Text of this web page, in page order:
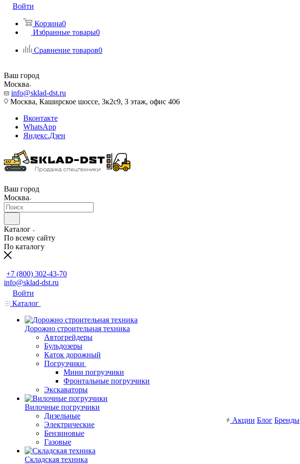
Войти
Корзина0
Избранные товары0
Сравнение товаров0
Ваш город
Москва
info@sklad-dst.ru
Москва, Каширское шоссе, 3к2с9, 3 этаж, офис 406
Вконтакте
WhatsApp
Яндекс.Дзен
Ваш город
Москва
Каталог
По всему сайту
По каталогу
+7 (800) 302-43-70
info@sklad-dst.ru
Войти
Каталог
Дорожно строительная техника
Автогрейдеры
Бульдозеры
Каток дорожный
Погрузчики
Мини погрузчики
Фронтальные погрузчики
Экскаваторы
Вилочные погрузчики
Дизельные
Электрические
Бензиновые
Газовые
Складская техника
Акции Блог Бренды